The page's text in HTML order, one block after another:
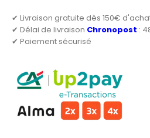
✔ Livraison gratuite dès 150€
✔ Délai de livraison Chronopost :
✔ Paiement sécurisé